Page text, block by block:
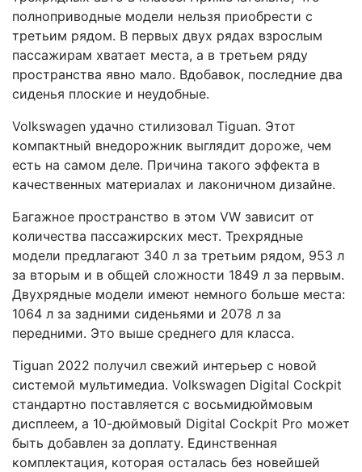
полноприводные модели нельзя приобрести с
третьим рядом. В первых двух рядах взрослым
пассажирам хватает места, а в третьем ряду
пространства явно мало. Вдобавок, последние два
сиденья плоские и неудобные.
Volkswagen удачно стилизовал Tiguan. Этот
компактный внедорожник выглядит дороже, чем
есть на самом деле. Причина такого эффекта в
качественных материалах и лаконичном дизайне.
Багажное пространство в этом VW зависит от
количества пассажирских мест. Трехрядные
модели предлагают 340 л за третьим рядом, 953 л
за вторым и в общей сложности 1849 л за первым.
Двухрядные модели имеют немного больше места:
1064 л за задними сиденьями и 2078 л за
передними. Это выше среднего для класса.
Tiguan 2022 получил свежий интерьер с новой
системой мультимедиа. Volkswagen Digital Cockpit
стандартно поставляется с восьмидюймовым
дисплеем, а 10-дюймовый Digital Cockpit Pro может
быть добавлен за доплату. Единственная
комплектация, которая осталась без новейшей